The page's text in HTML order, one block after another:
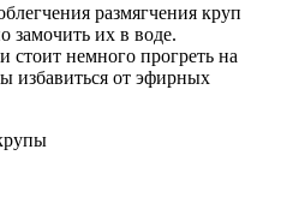
размягчения круп
замочить их в воде.
стоит немного прогреть на
избавиться от эфирных